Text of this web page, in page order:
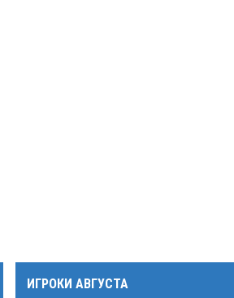
ИГРОКИ АВГУСТА